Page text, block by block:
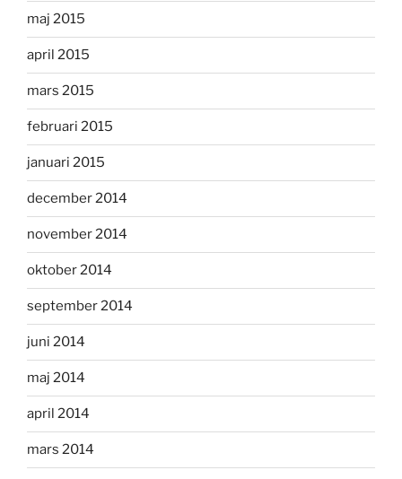
maj 2015
april 2015
mars 2015
februari 2015
januari 2015
december 2014
november 2014
oktober 2014
september 2014
juni 2014
maj 2014
april 2014
mars 2014